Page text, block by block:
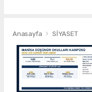
Anasayfa SİYASET